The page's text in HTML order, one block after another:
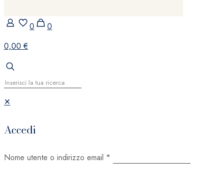
0
0
0,00 €
✕
Accedi
Nome utente o indirizzo email *